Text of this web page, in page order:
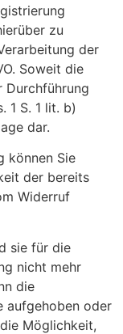
zu
der
Soweit die
Durchführung
1 S. 1 lit. b)
dar.
können Sie
der bereits
Widerruf
sie für die
nicht mehr
die
aufgehoben oder
Möglichkeit,